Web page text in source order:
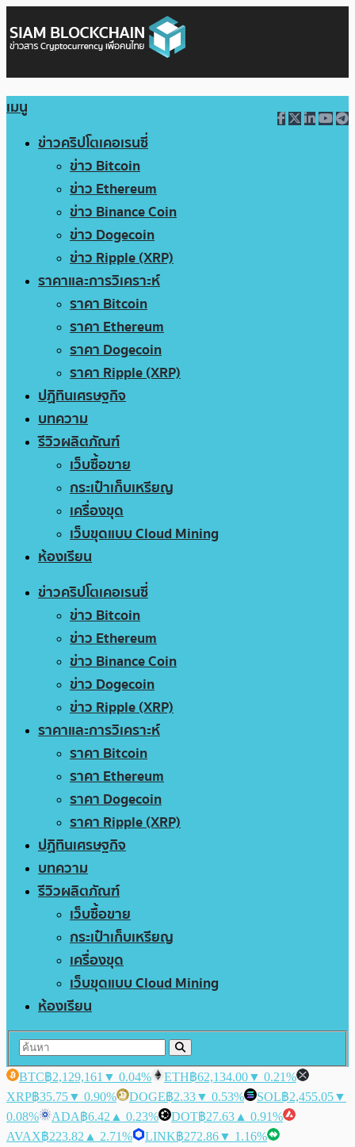
เมนู
ข่าวคริปโตเคอเรนซี่
ข่าว Bitcoin
ข่าว Ethereum
ข่าว Binance Coin
ข่าว Dogecoin
ข่าว Ripple (XRP)
ราคาและการวิเคราะห์
ราคา Bitcoin
ราคา Ethereum
ราคา Dogecoin
ราคา Ripple (XRP)
ปฏิทินเศรษฐกิจ
บทความ
รีวิวผลิตภัณฑ์
เว็บซื้อขาย
กระเป๋าเก็บเหรียญ
เครื่องขุด
เว็บขุดแบบ Cloud Mining
ห้องเรียน
ข่าวคริปโตเคอเรนซี่
ข่าว Bitcoin
ข่าว Ethereum
ข่าว Binance Coin
ข่าว Dogecoin
ข่าว Ripple (XRP)
ราคาและการวิเคราะห์
ราคา Bitcoin
ราคา Ethereum
ราคา Dogecoin
ราคา Ripple (XRP)
ปฏิทินเศรษฐกิจ
บทความ
รีวิวผลิตภัณฑ์
เว็บซื้อขาย
กระเป๋าเก็บเหรียญ
เครื่องขุด
เว็บขุดแบบ Cloud Mining
ห้องเรียน
BTC฿2,129,161 ▼ 0.04% ETH฿62,134.00▼ 0.21%
XRP฿35.75▼ 0.90% DOGE฿2.33▼ 0.53% SOL฿2,455.05▼
0.08%
ADA฿6.42 ▲ 0.23% DOT฿27.63 ▲ 0.91%
AVAX฿223.82 ▲ 2.71% LINK฿272.86▼ 1.16%